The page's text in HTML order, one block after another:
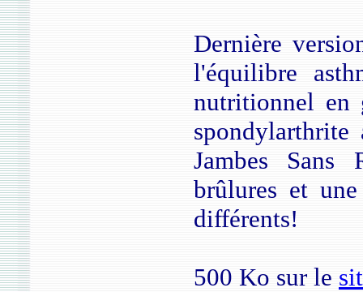
Dernière
l'équilibre
nutritionnel en
spondylarthrite
Jambes Sans
brûlures et
différents!
500 Ko sur le